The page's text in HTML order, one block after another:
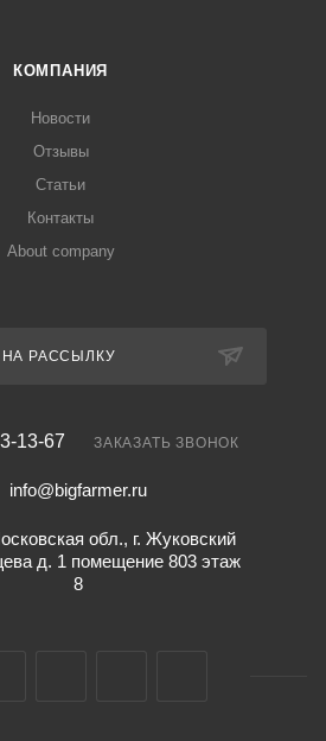
КОМПАНИЯ
Новости
Отзывы
Статьи
Контакты
About company
РАССЫЛКУ
13-67 ЗАКАЗАТЬ ЗВОНОК
info@bigfarmer.ru
обл., г. Жуковский
д. 1 помещение 803 этаж
8